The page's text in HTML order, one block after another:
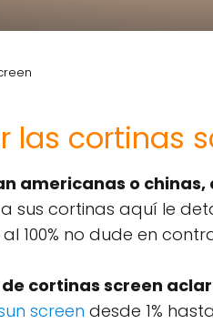
las cortinas
americanas o chinas,
sus cortinas aquí le
100% no dude en
cortinas screen
screen desde 1%